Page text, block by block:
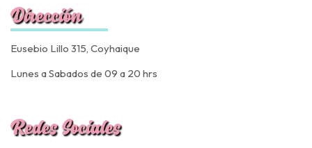
Dirección
Eusebio Lillo 315, Coyhaique
Lunes a Sabados de 09 a 20 hrs
Redes Sociales